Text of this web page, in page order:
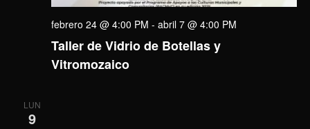
Taller de Vidrio de Botellas y
Vitromozaico
febrero 24 @ 4:00 PM - abril 7 @ 4:00 PM
LUN
9